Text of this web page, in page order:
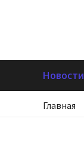
Новости
Главная